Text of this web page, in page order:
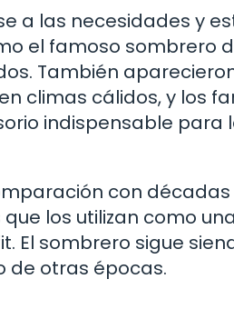
a las necesidades y
el famoso sombrero
También
climas cálidos, y los
indispensable para
con
los utilizan como
El sombrero sigue
de otras épocas.